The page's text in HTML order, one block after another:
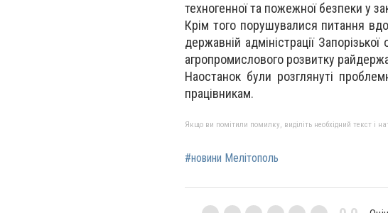
техногенноїта пожежної безпеки у
Крім того порушувалися питання
державній адміністрації
агропромислового розвитку
Наостанок були розглянуті
працівникам.
Якщо ви помітили помилку, виділіть необхідний текст і
#новини Мелітополь